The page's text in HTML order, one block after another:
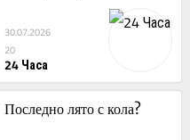
30.07.2026
20
24 Часа
Последно лято с кола?